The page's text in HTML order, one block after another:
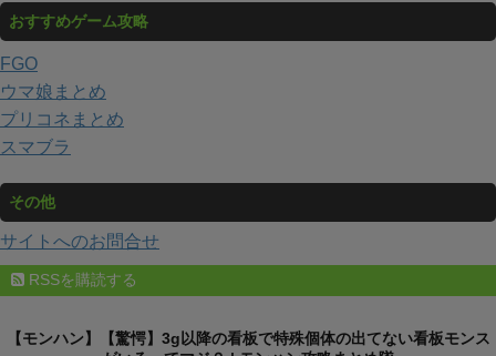
おすすめゲーム攻略
FGO
ウマ娘まとめ
プリコネまとめ
スマブラ
その他
サイトへのお問合せ
RSSを購読する
【モンハン】【驚愕】3g以降の看板で特殊個体の出てない看板モンス